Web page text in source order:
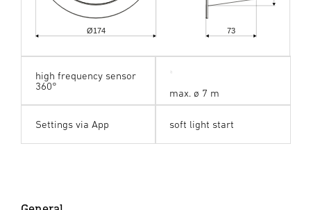
Ø174 73
high frequency sensor
360°
max. ø 7 m
Settings via App soft light start